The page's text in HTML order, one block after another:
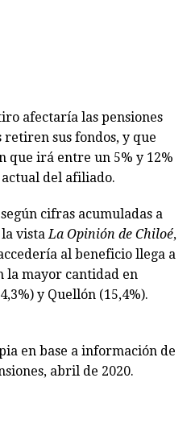
afectaría las pensiones
sus fondos, y que
que irá entre un 5% y 12%
del afiliado.
cifras acumuladas a
la vistaLa Opinión de Chiloé,
al beneficio llega a
la mayor cantidad en
y Quellón (15,4%).
en base a información de
abril de 2020.